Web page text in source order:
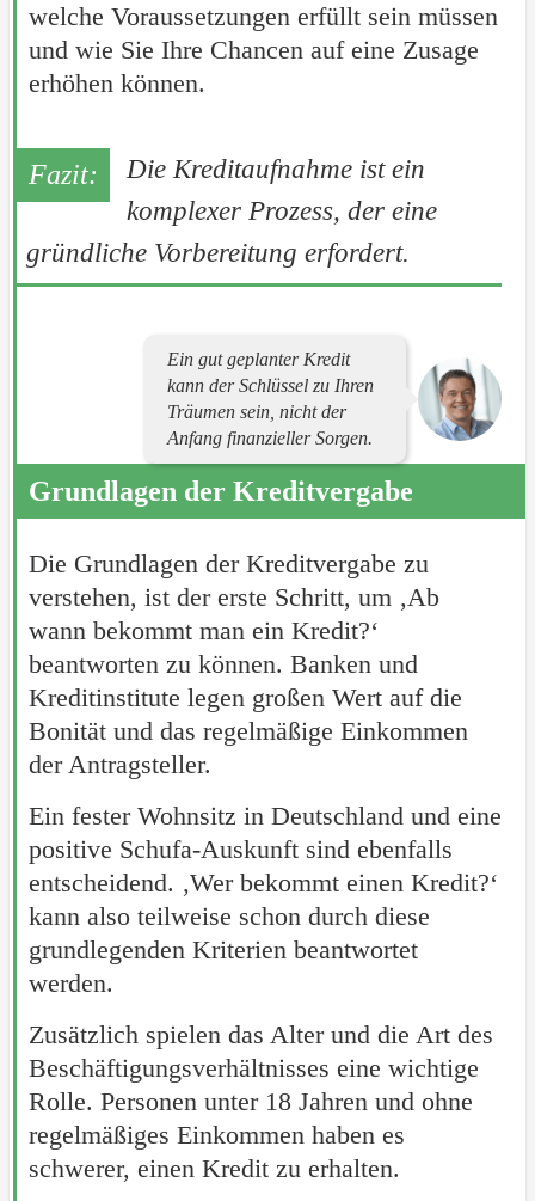
welche Voraussetzungen erfüllt sein müssen
und wie Sie Ihre Chancen auf eine Zusage
erhöhen können.
Die Kreditaufnahme ist ein
komplexer Prozess, der eine
gründliche Vorbereitung erfordert.
Ein gut geplanter Kredit
kann der Schlüssel zu Ihren
Träumen sein, nicht der
Anfang finanzieller Sorgen.
Grundlagen der Kreditvergabe
Die Grundlagen der Kreditvergabe zu
verstehen, ist der erste Schritt, um ‚Ab
wann bekommt man ein Kredit?‘
beantworten zu können. Banken und
Kreditinstitute legen großen Wert auf die
Bonität und das regelmäßige Einkommen
der Antragsteller.
Ein fester Wohnsitz in Deutschland und eine
positive Schufa-Auskunft sind ebenfalls
entscheidend. ‚Wer bekommt einen Kredit?‘
kann also teilweise schon durch diese
grundlegenden Kriterien beantwortet
werden.
Zusätzlich spielen das Alter und die Art des
Beschäftigungsverhältnisses eine wichtige
Rolle. Personen unter 18 Jahren und ohne
regelmäßiges Einkommen haben es
schwerer, einen Kredit zu erhalten.